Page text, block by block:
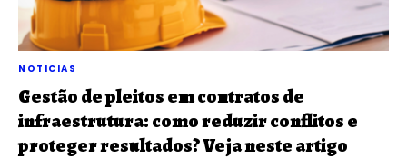
NOTICIAS
Gestão de pleitos em contratos de
infraestrutura: como reduzir conflitos e
proteger resultados? Veja neste artigo